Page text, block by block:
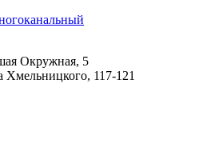
Окружная, 5
Хмельницкого, 117-121